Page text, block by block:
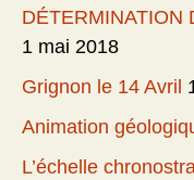
DÉTERMINATION
1 mai 2018
Grignon le 14 Avril
Animation
L’échelle